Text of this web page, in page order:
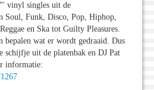
vinyl singles uit de
Soul, Funk, Disco, Pop, Hiphop,
en Ska tot Guilty Pleasures.
wat er wordt gedraaid. Dus
schijfje uit de platenbak en DJ Pat
informatie: